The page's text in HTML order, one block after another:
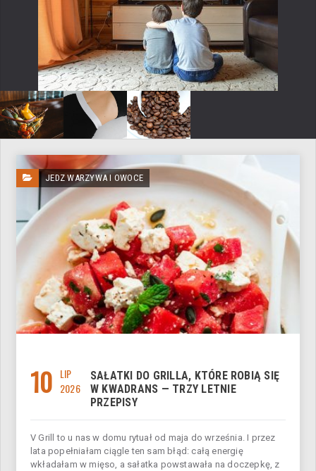
JEDZ WARZYWA I OWOCE
10 LIP
2026
SAŁATKI DO GRILLA, KTÓRE ROBIĄ SIĘ
W KWADRANS — TRZY LETNIE
PRZEPISY
V Grill to u nas w domu rytuał od maja do września. I przez
lata popełniałam ciągle ten sam błąd: całą energię
wkładałam w mięso, a sałatka powstawała na doczepkę, z